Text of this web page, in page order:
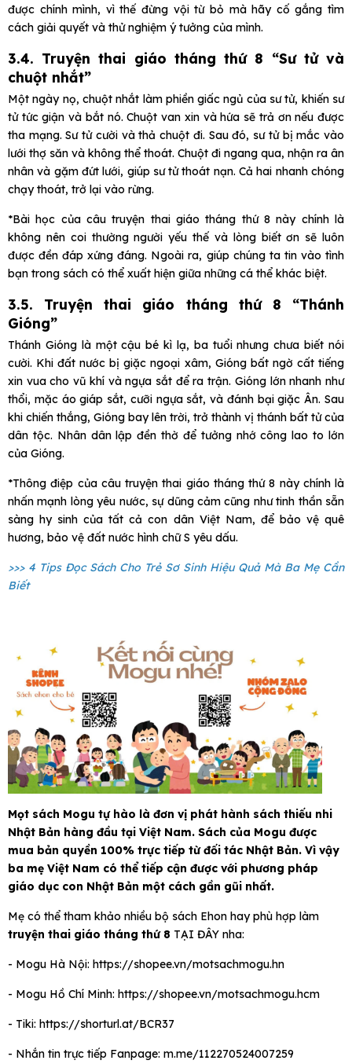
được chính mình, vì thế đừng vội từ bỏ mà hãy cố gắng tìm
cách giải quyết và thử nghiệm ý tưởng của mình.
3.4. Truyện thai giáo tháng thứ 8 “Sư tử và
chuột nhắt”
Một ngày nọ, chuột nhắt làm phiền giấc ngủ của sư tử, khiến sư
tử tức giận và bắt nó. Chuột van xin và hứa sẽ trả ơn nếu được
tha mạng. Sư tử cười và thả chuột đi. Sau đó, sư tử bị mắc vào
lưới thợ săn và không thể thoát. Chuột đi ngang qua, nhận ra ân
nhân và gặm đứt lưới, giúp sư tử thoát nạn. Cả hai nhanh chóng
chạy thoát, trở lại vào rừng.
*Bài học của câu truyện thai giáo tháng thứ 8 này chính là
không nên coi thường người yếu thế và lòng biết ơn sẽ luôn
được đền đáp xứng đáng. Ngoài ra, giúp chúng ta tin vào tình
bạn trong sách có thể xuất hiện giữa những cá thể khác biệt.
3.5. Truyện thai giáo tháng thứ 8 “Thánh
Gióng”
Thánh Gióng là một cậu bé kì lạ, ba tuổi nhưng chưa biết nói
cười. Khi đất nước bị giặc ngoại xâm, Gióng bất ngờ cất tiếng
xin vua cho vũ khí và ngựa sắt để ra trận. Gióng lớn nhanh như
thổi, mặc áo giáp sắt, cưỡi ngựa sắt, và đánh bại giặc Ân. Sau
khi chiến thắng, Gióng bay lên trời, trở thành vị thánh bất tử của
dân tộc. Nhân dân lập đền thờ để tưởng nhớ công lao to lớn
của Gióng.
*Thông điệp của câu truyện thai giáo tháng thứ 8 này chính là
nhấn mạnh lòng yêu nước, sự dũng cảm cũng như tinh thần sẵn
sàng hy sinh của tất cả con dân Việt Nam, để bảo vệ quê
hương, bảo vệ đất nước hình chữ S yêu dấu.
>>> 4 Tips Đọc Sách Cho Trẻ Sơ Sinh Hiệu Quả Mà Ba Mẹ Cần
Biết
Mọt sách Mogu tự hào là đơn vị phát hành sách thiếu nhi
Nhật Bản hàng đầu tại Việt Nam. Sách của Mogu được
mua bản quyền 100% trực tiếp từ đối tác Nhật Bản. Vì vậy
ba mẹ Việt Nam có thể tiếp cận được với phương pháp
giáo dục con Nhật Bản một cách gần gũi nhất.
Mẹ có thể tham khảo nhiều bộ sách Ehon hay phù hợp làm
truyện thai giáo tháng thứ 8 TẠI ĐÂY nha:
- Mogu Hà Nội: https://shopee.vn/motsachmogu.hn
- Mogu Hồ Chí Minh: https://shopee.vn/motsachmogu.hcm
- Tiki: https://shorturl.at/BCR37
- Nhắn tin trực tiếp Fanpage: m.me/112270524007259